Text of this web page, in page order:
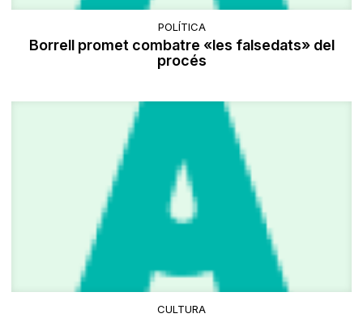
POLÍTICA
Borrell promet combatre «les falsedats» del
procés
CULTURA